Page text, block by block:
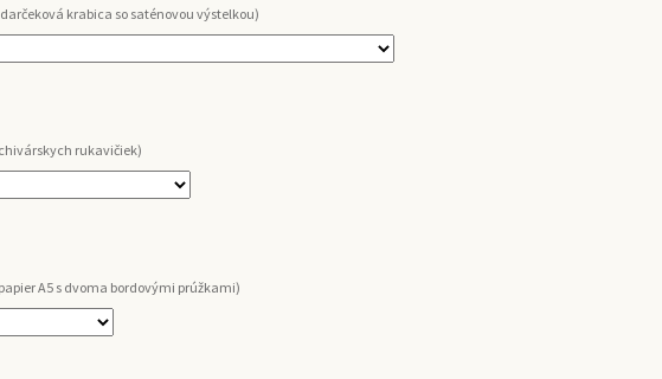
krabica so saténovou výstelkou)
rukavičiek)
A5 s dvoma bordovými prúžkami)